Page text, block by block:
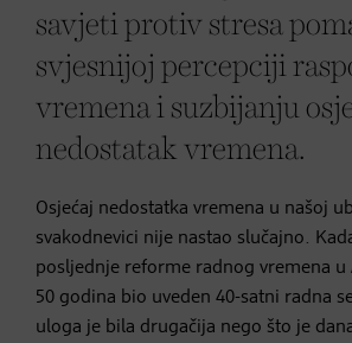
savjeti protiv stresa
svjesnijoj percepciji
vremena i suzbijanju
nedostatak vremena.
Osjećaj nedostatka vremena u našoj
svakodnevici nije nastao slučajno.
posljednje reforme radnog vremena
50 godina bio uveden 40-satni radna
uloga je bila drugačija nego što je